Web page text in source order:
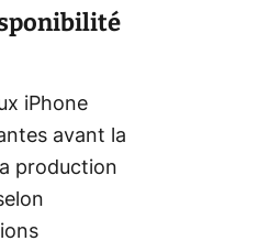
iPhone
avant la
production